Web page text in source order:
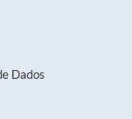
Dados